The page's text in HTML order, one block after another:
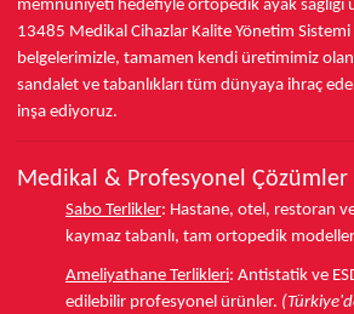
memnuniyeti hedefiyle ortopedik ayak
13485 Medikal Cihazlar Kalite Yönetim Sistemi
belgelerimizle, tamamen kendi üretimimiz
sandalet ve tabanlıkları tüm dünyaya ihraç
inşa ediyoruz.
Medikal & Profesyonel Çözümler
Sabo Terlikler: Hastane, otel, restoran
kaymaz tabanlı, tam ortopedik
Ameliyathane Terlikleri: Antistatik ve
edilebilir profesyonel ürünler.